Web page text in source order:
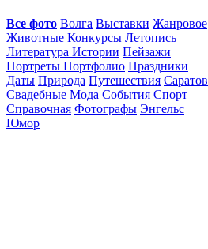
Все фото Волга Выставки Жанровое
Животные Конкурсы Летопись
Литература Истории Пейзажи
Портреты Портфолио Праздники
Даты Природа Путешествия Саратов
Свадебные Мода События Спорт
Справочная Фотографы Энгельс
Юмор